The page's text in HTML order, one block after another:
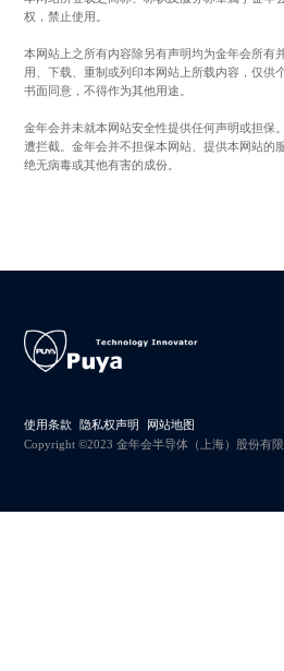
权，禁止使用。
本网站上之所有内容除另有声明均为金年会所有
用、下载、重制或列印本网站上所载内容，仅供
书面同意，不得作为其他用途。
金年会并未就本网站安全性提供任何声明或担保
遭拦截。金年会并不担保本网站、提供本网站的
绝无病毒或其他有害的成份。
使用条款 隐私权声明
网站地图
Copyright ©2023 金年会半导体（上海）股份有限